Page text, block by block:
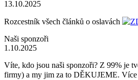
13.10.2025
Rozcestník všech článků o oslavách
Naši sponzoři
1.10.2025
Víte, kdo jsou naši sponzoři? Z 99% je
firmy) a my jim za to DĚKUJEME. Více